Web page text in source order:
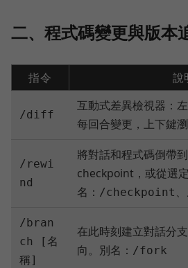
二、程式碼變更與版本
指令 說
/diff
互動式差異檢視器：
每回合變更，上下鍵
/rewi
nd
將對話和程式碼倒帶
checkpoint，或從選
名： /checkpoint 、
/bran
ch [名
稱]
在此時刻建立對話分
向。別名： /fork